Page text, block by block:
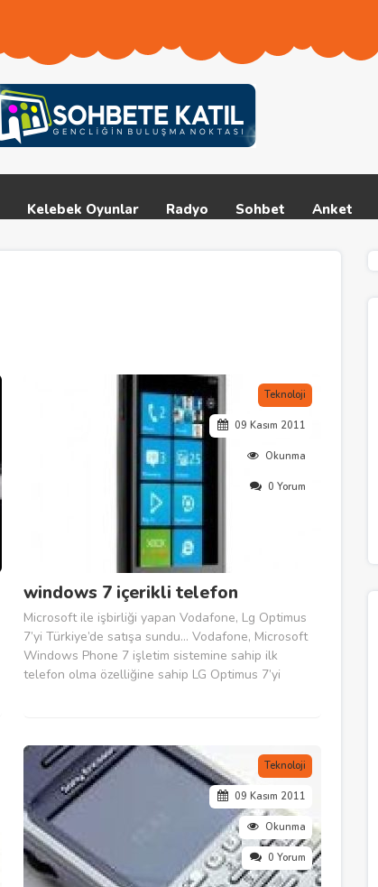
Kelebek Oyunlar Radyo Sohbet Anket
Teknoloji
09 Kasım 2011
Okunma
0 Yorum
windows 7 içerikli telefon
Microsoft ile işbirliği yapan Vodafone, Lg Optimus
7’yi Türkiye’de satışa sundu… Vodafone, Microsoft
Windows Phone 7 işletim sistemine sahip ilk
telefon olma özelliğine sahip LG Optimus 7’yi
Teknoloji
09 Kasım 2011
Okunma
0 Yorum